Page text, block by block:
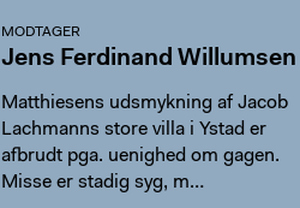
MODTAGER
Jens Ferdinand Willumsen
Matthiesens udsmykning af Jacob
Lachmanns store villa i Ystad er
afbrudt pga. uenighed om gagen.
Misse er stadig syg, m…